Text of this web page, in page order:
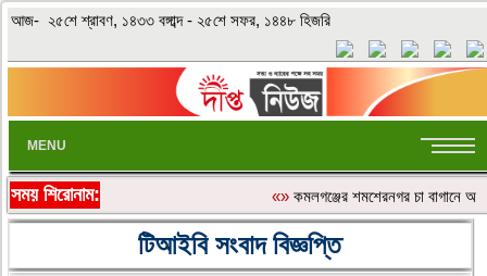
আজ- ২৫শে শ্রাবণ, ১৪৩৩ বঙ্গাব্দ - ২৫শে সফর, ১৪৪৮ হিজরি
MENU
সময় শিরোনাম: «»কমলগঞ্জের শমশেরনগর চা বাগানে
টিআইবি সংবাদ বিজ্ঞপ্তি